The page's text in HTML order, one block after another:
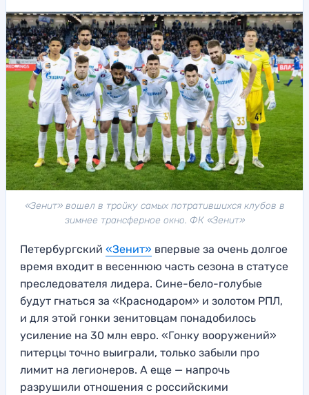
«Зенит» вошел в тройку самых потратившихся клубов в
зимнее трансферное окно. ФК «Зенит»
Петербургский «Зенит» впервые за очень долгое
время входит в весеннюю часть сезона в статусе
преследователя лидера. Сине-бело-голубые
будут гнаться за «Краснодаром» и золотом РПЛ,
и для этой гонки зенитовцам понадобилось
усиление на 30 млн евро. «Гонку вооружений»
питерцы точно выиграли, только забыли про
лимит на легионеров. А еще — напрочь
разрушили отношения с российскими